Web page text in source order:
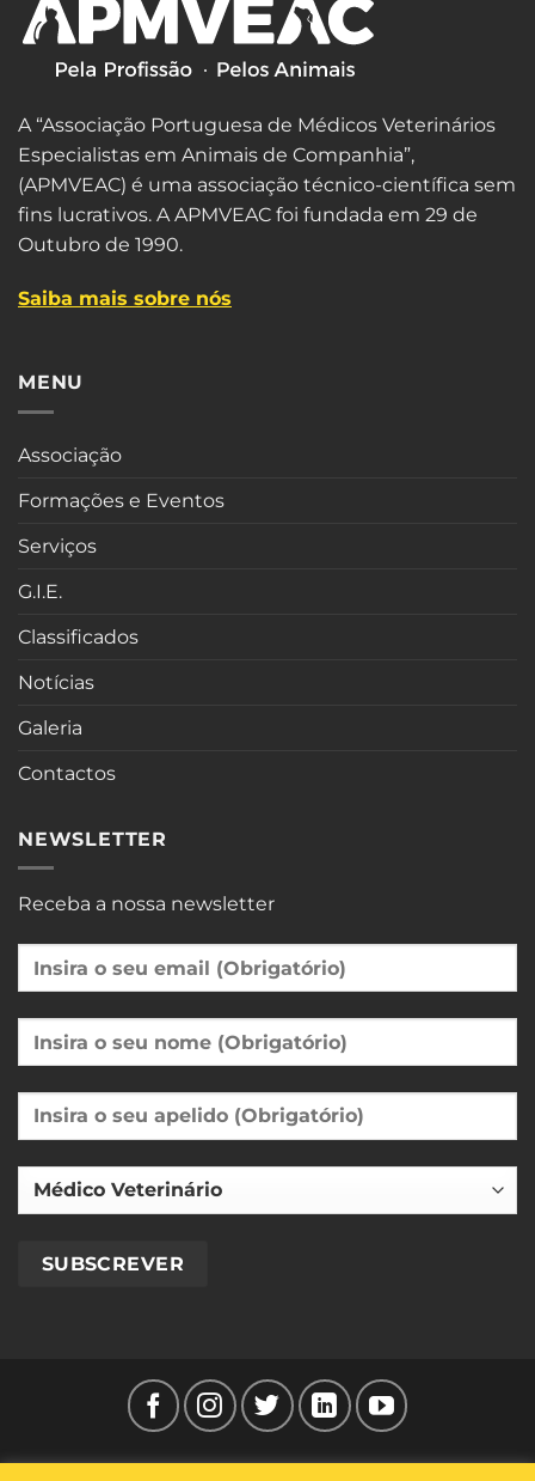
A “Associação Portuguesa de Médicos Veterinários
Especialistas em Animais de Companhia”,
(APMVEAC) é uma associação técnico-científica sem
fins lucrativos. A APMVEAC foi fundada em 29 de
Outubro de 1990.
Saiba mais sobre nós
MENU
Associação
Formações e Eventos
Serviços
G.I.E.
Classificados
Notícias
Galeria
Contactos
NEWSLETTER
Receba a nossa newsletter